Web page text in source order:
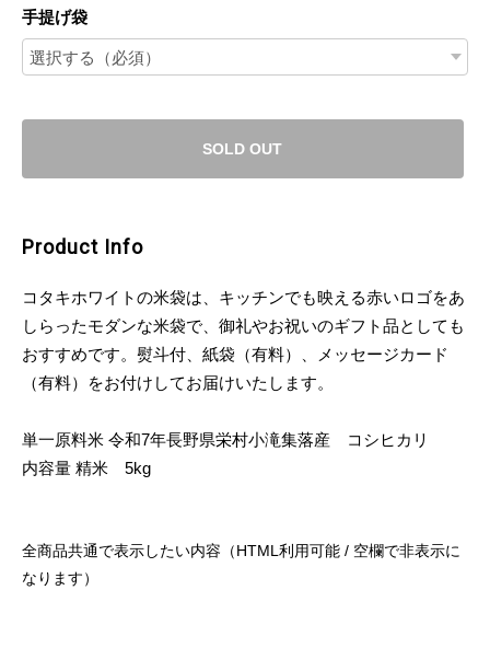
手提げ袋
SOLD OUT
Product Info
コタキホワイトの米袋は、キッチンでも映える赤いロゴをあ
しらったモダンな米袋で、御礼やお祝いのギフト品としても
おすすめです。熨斗付、紙袋（有料）、メッセージカード
（有料）をお付けしてお届けいたします。
単一原料米 令和7年長野県栄村小滝集落産 コシヒカリ
内容量 精米 5kg
全商品共通で表示したい内容（HTML利用可能 / 空欄で非表示に
なります）